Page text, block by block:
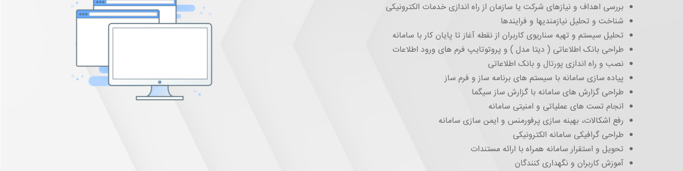
بررسی اهداف و نیازهای شرکت یا سازمان از راه اندازی خدمات الکترونیکی
شناخت و تحلیل نیازمندیها و فرایندها
تحلیل سیستم و تهیه سناریوی کاربران از نقطه آغاز تا پایان کار با سامانه
طراحی بانک اطلاعاتی ( دیتا مدل ) و پروتوتايپ فرم های ورود اطلاعات
نصب و راه اندازی پورتال و بانک اطلاعاتی
پیاده سازی سامانه با سیستم های برنامه ساز و فرم ساز
طراحی گزارش های سامانه با گزارش ساز سیگما
انجام تست های عملیاتی و امنیتی سامانه
رفع اشکالات، بهینه سازی پرفورمنس و ایمن سازی سامانه
طراحی گرافیکی سامانه الکترونیکی
تحويل و استقرار سامانه همراه با ارائه مستندات
آموزش کاربران و نگهداری کنندگان